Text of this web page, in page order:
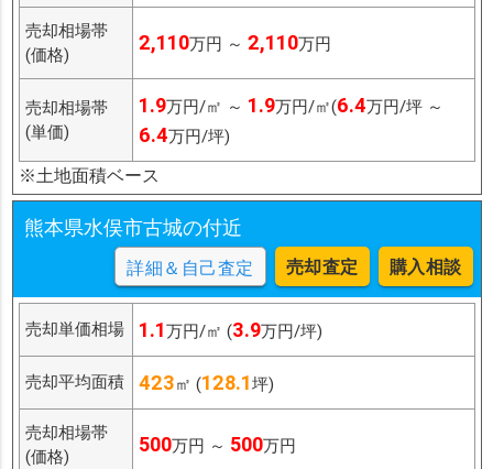
売却相場帯
(価格)
2,110万円 ～ 2,110万円
売却相場帯
(単価)
1.9万円/㎡ ～ 1.9万円/㎡(6.4万円/坪 ～
6.4万円/坪)
※土地面積ベース
熊本県水俣市古城の付近
詳細＆自己査定 売却査定 購入相談
売却単価相場 1.1万円/㎡ (3.9万円/坪)
売却平均面積 423㎡ (128.1坪)
売却相場帯
(価格)
500万円 ～ 500万円